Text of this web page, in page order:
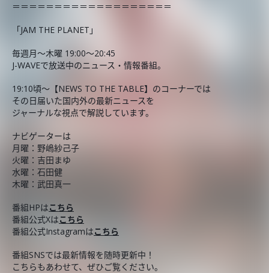
＝＝＝＝＝＝＝＝＝＝＝＝＝＝＝＝＝＝＝
「JAM THE PLANET」
毎週月～木曜 19:00～20:45
J-WAVEで放送中のニュース・情報番組。
19:10頃～【NEWS TO THE TABLE】のコーナーでは
その日届いた国内外の最新ニュースを
ジャーナルな視点で解説しています。
ナビゲーターは
月曜：野嶋紗己子
火曜：吉田まゆ
水曜：石田健
木曜：武田真一
番組HPはこちら
番組公式Xはこちら
番組公式Instagramはこちら
番組SNSでは最新情報を随時更新中！
こちらもあわせて、ぜひご覧ください。